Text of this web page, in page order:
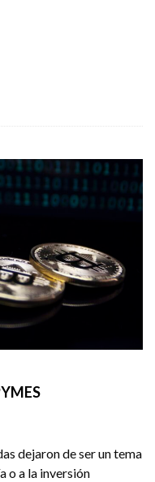
dejaron de ser un tema
o a la inversión